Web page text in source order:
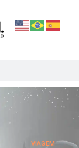
VIAGEM